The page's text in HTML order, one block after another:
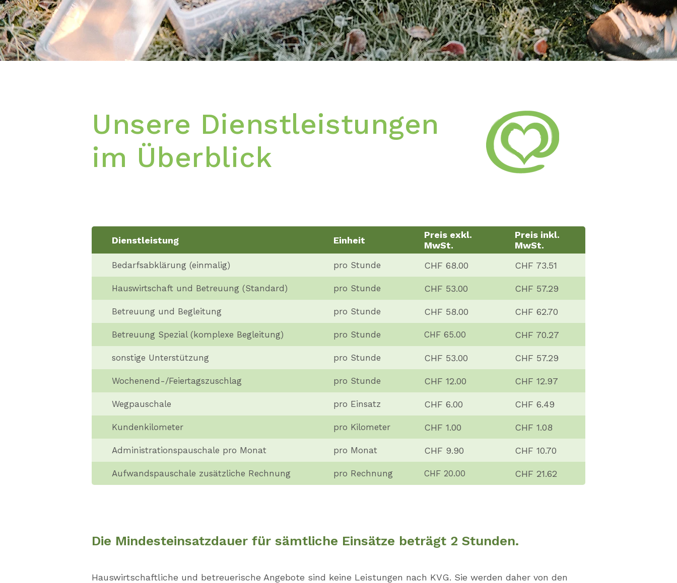
Unsere Dienstleistungen
im Überblick
Dienstleistung Einheit
Preis exkl.
MwSt.
Preis inkl.
MwSt.
Bedarfsabklärung (einmalig) pro Stunde CHF 68.00 CHF 73.51
Hauswirtschaft und Betreuung (Standard) pro Stunde CHF 53.00 CHF 57.29
Betreuung und Begleitung pro Stunde CHF 58.00 CHF 62.70
Betreuung Spezial (komplexe Begleitung) pro Stunde CHF 65.00 CHF 70.27
sonstige Unterstützung pro Stunde CHF 53.00 CHF 57.29
Wochenend-/Feiertagszuschlag pro Stunde CHF 12.00 CHF 12.97
Wegpauschale pro Einsatz CHF 6.00 CHF 6.49
Kundenkilometer pro Kilometer CHF 1.00 CHF 1.08
Administrationspauschale pro Monat pro Monat CHF 9.90 CHF 10.70
Aufwandspauschale zusätzliche Rechnung pro Rechnung CHF 20.00 CHF 21.62
Die Mindesteinsatzdauer für sämtliche Einsätze beträgt 2 Stunden.​
Hauswirtschaftliche und betreuerische Angebote sind keine Leistungen nach KVG. Sie werden daher von den